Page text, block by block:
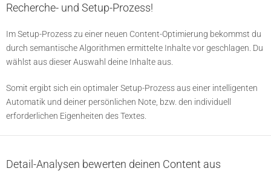
Recherche- und Setup-Prozess!
Im Setup-Prozess zu einer neuen Content-Optimierung bekommst du
durch semantische Algorithmen ermittelte Inhalte vor geschlagen. Du
wählst aus dieser Auswahl deine Inhalte aus.
Somit ergibt sich ein optimaler Setup-Prozess aus einer intelligenten
Automatik und deiner persönlichen Note, bzw. den individuell
erforderlichen Eigenheiten des Textes.
Detail-Analysen bewerten deinen Content aus